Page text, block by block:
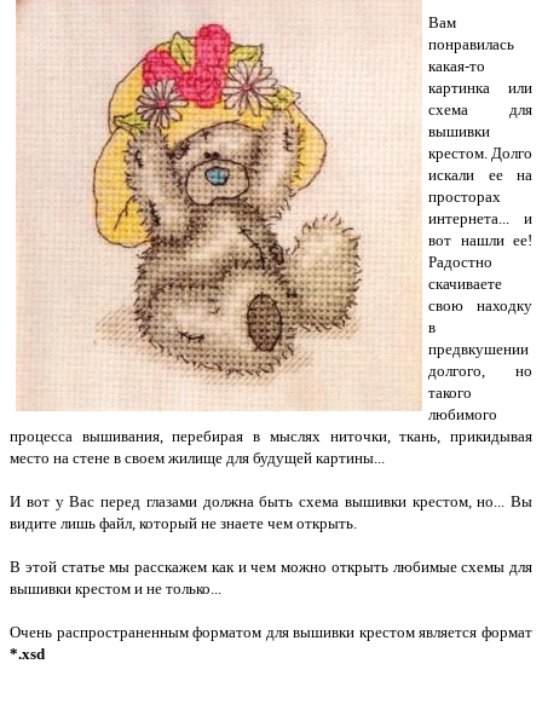
Вам
понравилась
какая-то
картинка или
схема для
вышивки
крестом. Долго
искали ее на
просторах
интернета... и
вот нашли ее!
Радостно
скачиваете
свою находку
в
предвкушении
долгого, но
такого
любимого
процесса вышивания, перебирая в мыслях ниточки, ткань, прикидывая
место на стене в своем жилище для будущей картины...
И вот у Вас перед глазами должна быть схема вышивки крестом, но... Вы
видите лишь файл, который не знаете чем открыть.
В этой статье мы расскажем как и чем можно открыть любимые схемы для
вышивки крестом и не только...
Очень распространенным форматом для вышивки крестом является формат
*.xsd